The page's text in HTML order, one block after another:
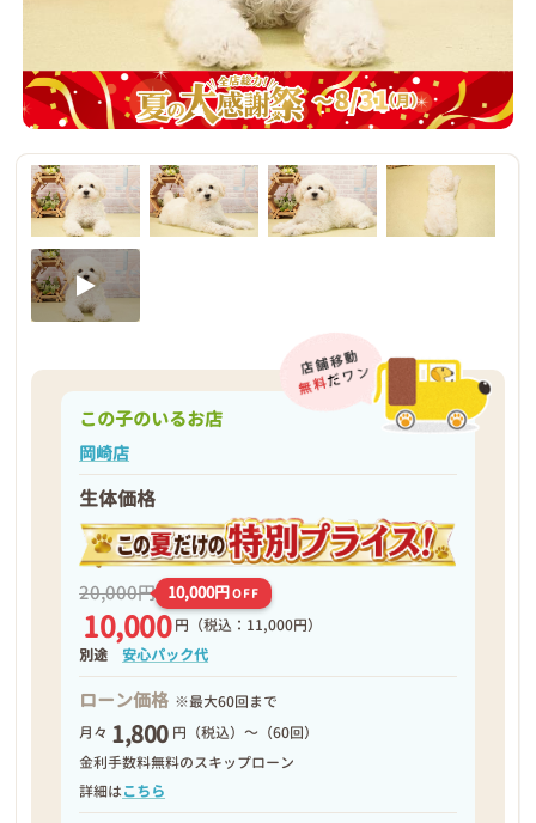
この子のいるお店
岡崎店
生体価格
20,000円 10,000円OFF
10,000 円 （税込：11,000円）
別途安心パック代
ローン価格 ※最大60回まで
月々 1,800 円（税込）～（60回）
金利手数料無料のスキップローン
詳細はこちら